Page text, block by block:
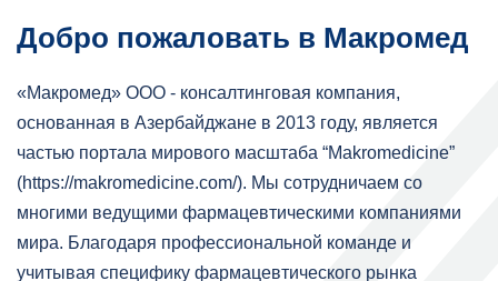
Добро пожаловать в Макромед
«Макромед» ООО - консалтинговая компания,
основанная в Азербайджане в 2013 году, является
частью портала мирового масштаба “Маkromedicine”
(https://makromedicine.com/). Мы сотрудничаем со
многими ведущими фармацевтическими компаниями
мира. Благодаря профессиональной команде и
учитывая специфику фармацевтического рынка